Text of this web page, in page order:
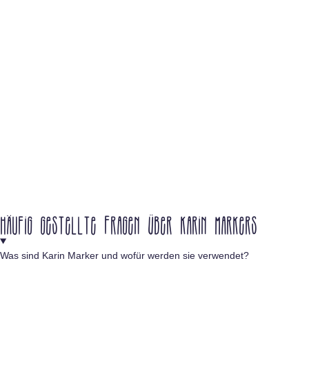
Häufig gestellte Fragen über Karin Markers
Was sind Karin Marker und wofür werden sie verwendet?